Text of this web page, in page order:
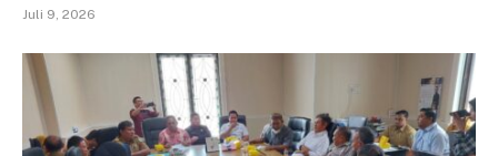
Juli 9, 2026